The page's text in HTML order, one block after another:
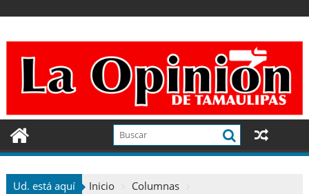
contenido
Ud. está aquí Inicio
Columnas